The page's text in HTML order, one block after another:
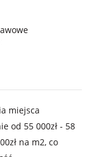
miejsca
od 55 000zł - 58
na m2, co